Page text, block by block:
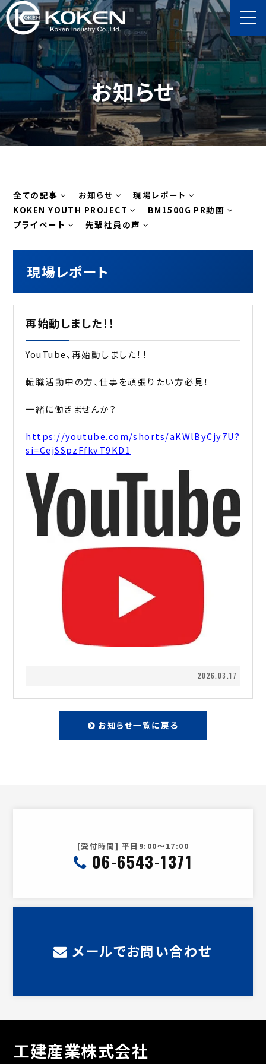
t
o
g
g
l
e
a
v
i
お知らせ
全ての記事 お知らせ
現場レポート
KOKEN YOUTH PROJECT
BM1500G PR動画
プライベート
先輩社員の声
現場レポート
再始動しました！！
YouTube、再始動しました！！
転職活動中の方、仕事を頑張りたい方必見！
一緒に働きませんか？
https://youtube.com/shorts/aKWlByCjy7U?
si=CejSSpzFfkvT9KD1
2026.03.17
お知らせ一覧に戻る
[受付時間] 平日9:00～17:00
06-6543-1371
メールでお問い合わせ
工建産業株式会社